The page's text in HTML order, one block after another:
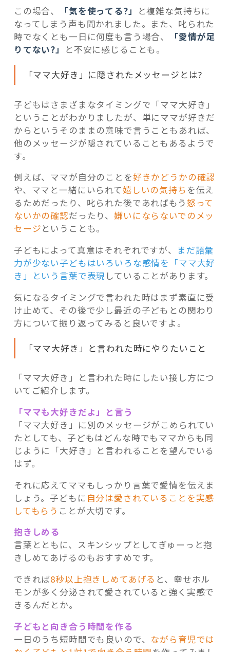
この場合、 「気を使ってる?」
と複雑な気持ちに
なってしまう声も聞かれました。また、叱られた
時でなくとも一日に何度も言う場合、
「愛情が足
りてない?」
と不安に感じることも。
「ママ大好き」に隠されたメッセージとは?
子どもはさまざまなタイミングで「ママ大好き」
ということがわかりましたが、単にママが好きだ
からというそのままの意味で言うこともあれば、
他のメッセージが隠されていることもあるようで
す。
例えば、ママが自分のことを好きかどうかの確認
や、ママと一緒にいられて嬉しいの気持ち を伝え
るためだったり、叱られた後であればもう怒って
ないかの確認だったり、嫌いにならないでのメッ
セージということも。
子どもによって真意はそれぞれですが、
まだ語彙
力が少ない子どもはいろいろな感情を「ママ大好
き」という言葉で表現 していることがあります。
気になるタイミングで言われた時はまず素直に受
け止めて、その後で少し最近の子どもとの関わり
方について振り返ってみると良いですよ。
「ママ大好き」と言われた時にやりたいこと
「ママ大好き」と言われた時にしたい接し方につ
いてご紹介します。
「ママも大好きだよ」と言う
「ママ大好き」に別のメッセージがこめられてい
たとしても、子どもはどんな時でもママからも同
じように「大好き」と言われることを望んでいる
はず。
それに応えてママもしっかり言葉で愛情を伝えま
しょう。子どもに 自分は愛されていることを実感
してもらう ことが大切です。
抱きしめる
言葉とともに、スキンシップとしてぎゅーっと抱
きしめてあげるのもおすすめです。
できれば8秒以上抱きしめてあげる と、幸せホル
モンが多く分泌されて愛されていると強く実感で
きるんだとか。
子どもと向き合う時間を作る
一日のうち短時間でも良いので、 ながら育児では